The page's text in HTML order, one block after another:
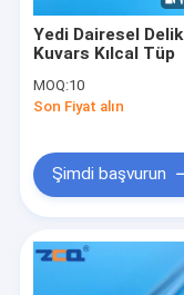
Yedi Dairesel Delik
Kuvars Kılcal Tüp
MOQ:10
Son Fiyat alın
Şimdi başvurun